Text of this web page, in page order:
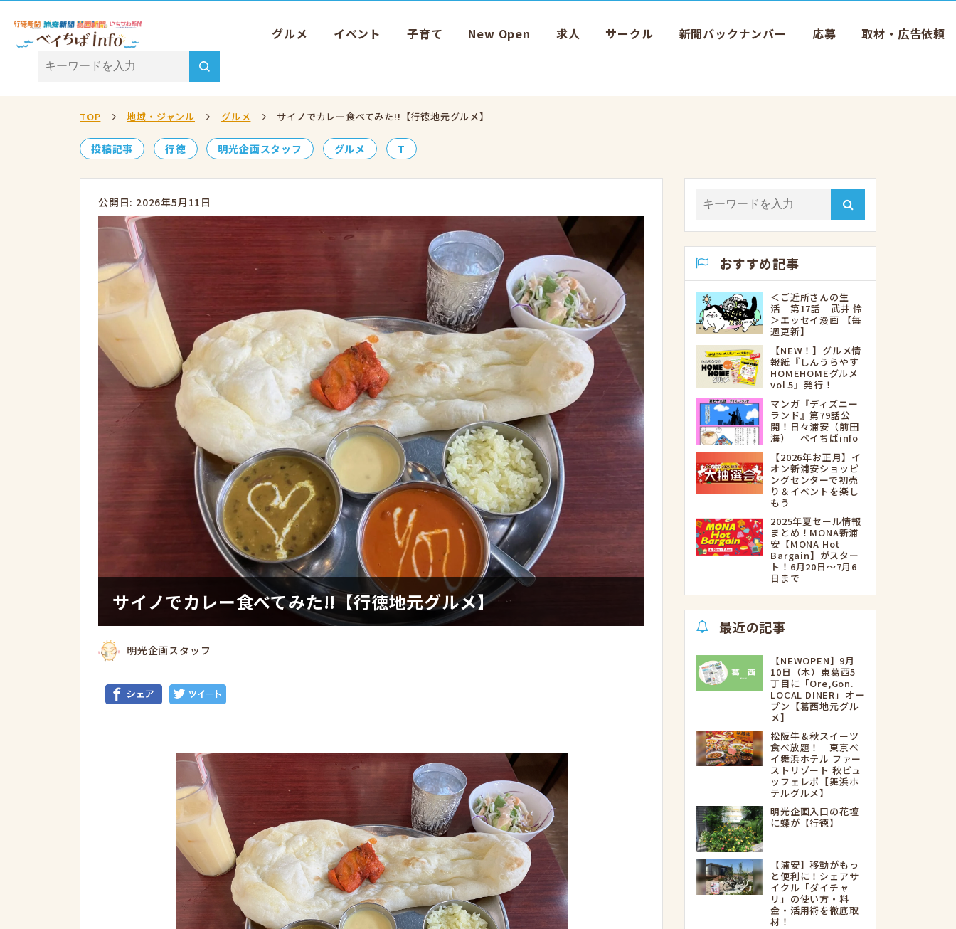
グルメ イベント 子育て New Open 求人 サークル 新聞バックナンバー 応募 取材・広告依頼
TOP 地域・ジャンル グルメ サイノでカレー食べてみた!!【行徳地元グルメ】
投稿記事 行徳 明光企画スタッフ グルメ T
公開日: 2026年5月11日
サイノでカレー食べてみた!!【行徳地元グルメ】
明光企画スタッフ
おすすめ記事
＜ご近所さんの生
活 第17話 武井 怜
＞エッセイ漫画 【毎
週更新】
【NEW！】グルメ情
報紙『しんうらやす
HOMEHOMEグルメ
vol.5』発行！
マンガ『ディズニー
ランド』第79話公
開！日々浦安（前田
海）｜ベイちばinfo
【2026年お正月】イ
オン新浦安ショッピ
ングセンターで初売
り＆イベントを楽し
もう
2025年夏セール情報
まとめ！MONA新浦
安【MONA Hot
Bargain】がスター
ト！6月20日～7月6
日まで
最近の記事
【NEWOPEN】9月
10日（木）東葛西5
丁目に「Ore,Gon.
LOCAL DINER」オー
プン【葛西地元グル
メ】
松阪牛＆秋スイーツ
食べ放題！｜東京ベ
イ舞浜ホテル ファー
ストリゾート 秋ビュ
ッフェレポ【舞浜ホ
テルグルメ】
明光企画入口の花壇
に蝶が【行徳】
【浦安】移動がもっ
と便利に！シェアサ
イクル「ダイチャ
リ」の使い方・料
金・活用術を徹底取
材！